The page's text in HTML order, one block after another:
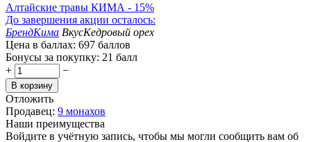
Алтайские травы КИМА - 15%
До завершения акции осталось:
БрендКима ВкусКедровый орех
Цена в баллах: 697 баллов
Бонусы за покупку: 21 балл
+
−
В корзину
Отложить
Продавец: 9 монахов
Наши преимущества
Войдите в учётную запись, чтобы мы могли сообщить вам об